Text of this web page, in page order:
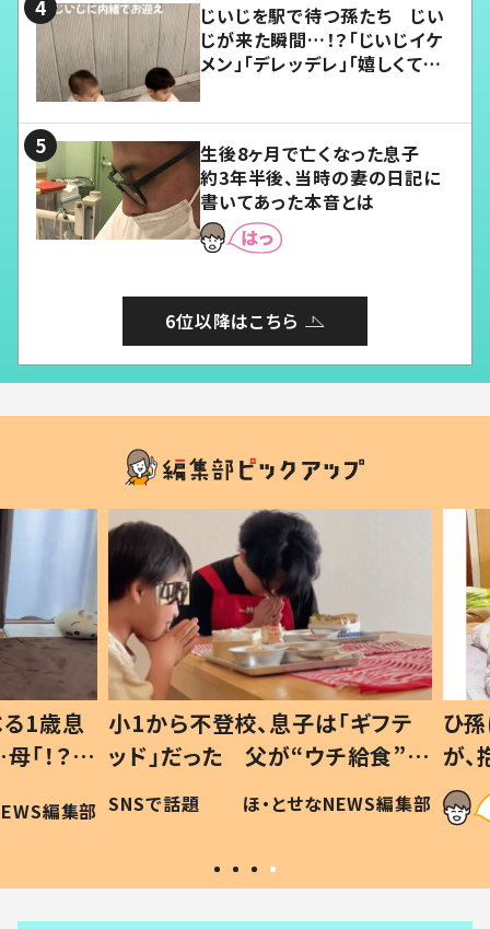
じいじを駅で待つ孫たち じい
じが来た瞬間…！？「じいじイケ
メン」「デレッデレ」「嬉しくて可
生後8ヶ月で亡くなった息子
約3年半後、当時の妻の日記に
書いてあった本音とは
6位以降はこちら
歳息
？」
編集部
小1から不登校、息子は「ギフテ
ッド」だった 父が“ウチ給食”を
作り続ける理由とは #令和の親
#令和の子
SNSで話題 ほ・とせなNEWS編集部
ひ孫
が、抱
「涙が
い」